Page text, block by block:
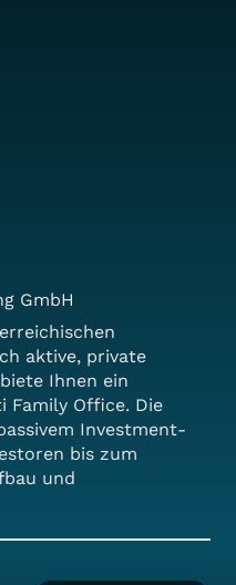
GmbH
aktive, private
Ihnen ein
Family Office. Die
Investment-
bis zum
und